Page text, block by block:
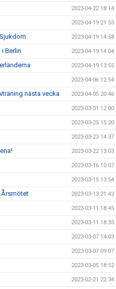
2023-04-22 18:14
2023-04-19 21:55
2023-04-19 14:58
Berlin 2023-04-19 14:04
2023-04-19 13:55
2023-04-06 12:54
nästa vecka 2023-04-05 20:46
2023-03-31 12:00
2023-03-25 15:20
2023-03-23 14:37
2023-03-22 13:03
2023-03-16 10:07
2023-03-15 13:54
Årsmötet 2023-03-13 21:42
2023-03-11 18:45
2023-03-11 18:35
2023-03-07 14:03
2023-03-07 09:07
2023-03-05 18:52
2023-02-21 22:34